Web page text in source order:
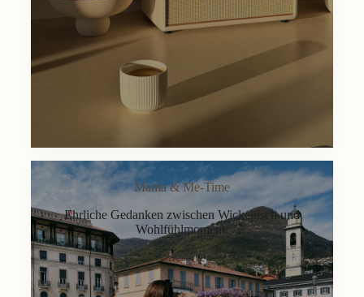
Mama & Me-Time
Ehrliche Gedanken zwischen Wickeltisch und
Wohlfühlmoment.
Lifestyle